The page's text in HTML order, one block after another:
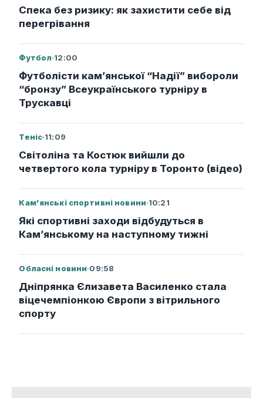
Спека без ризику: як захистити себе від
перегрівання
Футбол·12:00
Футболісти кам’янської “Надії” вибороли
“бронзу” Всеукраїнського турніру в
Трускавці
Теніс·11:09
Світоліна та Костюк вийшли до
четвертого кола турніру в Торонто (відео)
Кам'янські спортивні новини·10:21
Які спортивні заходи відбудуться в
Кам’янському на наступному тижні
Обласні новини·09:58
Дніпрянка Єлизавета Василенко стала
віцечемпіонкою Європи з вітрильного
спорту